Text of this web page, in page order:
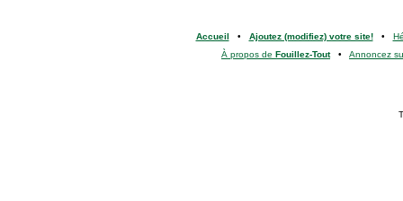
Accueil • Ajoutez (modifiez) votre site!•
À propos de Fouillez-Tout• Annoncez